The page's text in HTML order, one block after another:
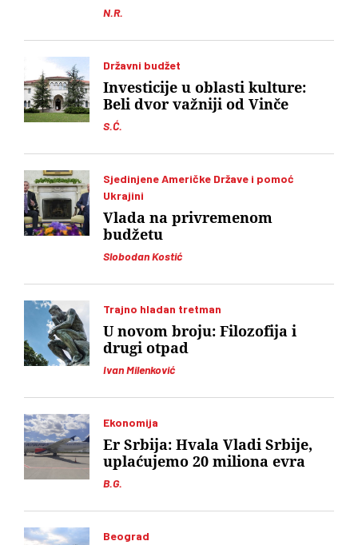
N.R.
Državni budžet
S.Ć.
Investicije u oblasti kulture:
Beli dvor važniji od Vinče
Sjedinjene Američke Države i pomoć
Ukrajini
Slobodan Kostić
Vlada na privremenom
budžetu
Trajno hladan tretman
Ivan Milenković
U novom broju: Filozofija i
drugi otpad
Ekonomija
B.G.
Er Srbija: Hvala Vladi Srbije,
uplaćujemo 20 miliona evra
Beograd